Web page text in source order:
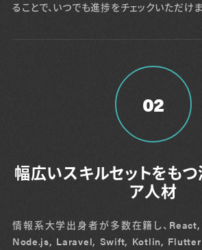
ることで、いつでも進捗をチェックいただけま
02
幅広いスキルセットをも
ア人材
情報系大学出身者が多数在籍し、
Node.js, Laravel, Swift, Kotlin, Flutter